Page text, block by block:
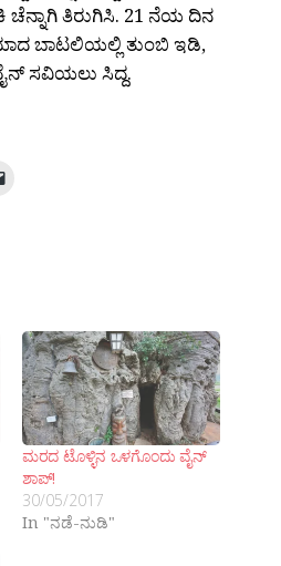
ಚೆನ್ನಾಗಿ ತಿರುಗಿಸಿ. 21 ನೆಯ ದಿನ
ಬಾಟಲಿಯಲ್ಲಿ ತುಂಬಿ ಇಡಿ,
ಸವಿಯಲು ಸಿದ್ದ.
ಮರದ ಟೊಳ್ಳಿನ ಒಳಗೊಂದು ವೈನ್
ಶಾಪ್!
30/05/2017
In "ನಡೆ-ನುಡಿ"